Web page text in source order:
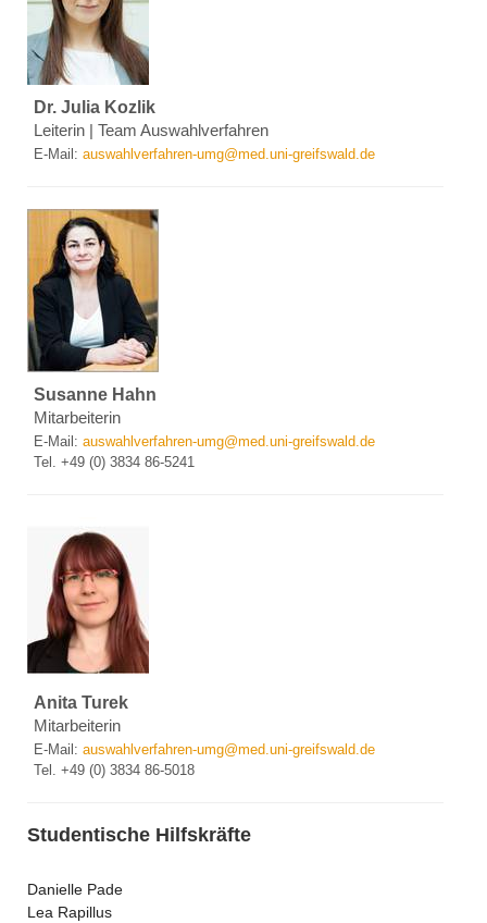
Dr. Julia Kozlik
Leiterin | Team Auswahlverfahren
E-Mail: auswahlverfahren-umg@med.uni-greifswald.de
Susanne Hahn
Mitarbeiterin
E-Mail: auswahlverfahren-umg@med.uni-greifswald.de
Tel. +49 (0) 3834 86-5241
Anita Turek
Mitarbeiterin
E-Mail: auswahlverfahren-umg@med.uni-greifswald.de
Tel. +49 (0) 3834 86-5018
Studentische Hilfskräfte
Danielle Pade
Lea Rapillus